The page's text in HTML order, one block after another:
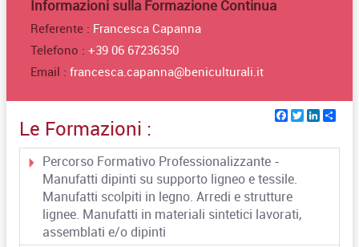
Informazioni sulla Formazione Continua
Referente : Francesca Capanna
Telefono :+39 06 67236350
Email :francesca.capanna@beniculturali.it
Facebook
Twitter
Le Formazioni :
Percorso Formativo Professionalizzante -
Manufatti dipinti su supporto ligneo e tessile.
Manufatti scolpiti in legno. Arredi e strutture
lignee. Manufatti in materiali sintetici lavorati,
assemblati e/o dipinti